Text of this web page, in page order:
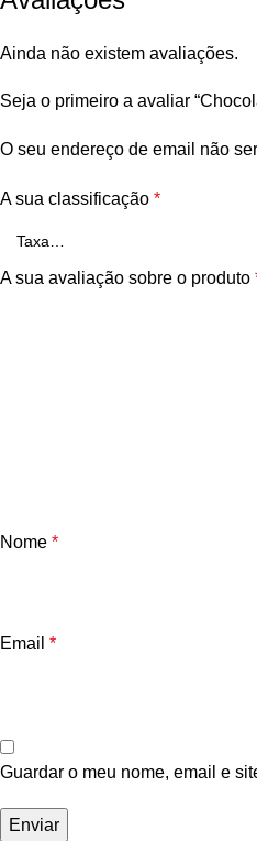
Ainda não existem avaliações.
Seja o primeiro a avaliar
O seu endereço de email não
A sua classificação *
A sua avaliação sobre o produto
Nome *
Email *
Guardar o meu nome, email e